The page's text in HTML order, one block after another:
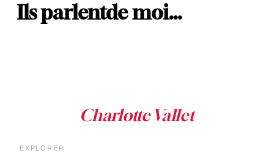
Ils parlentde moi…
EXPLORER